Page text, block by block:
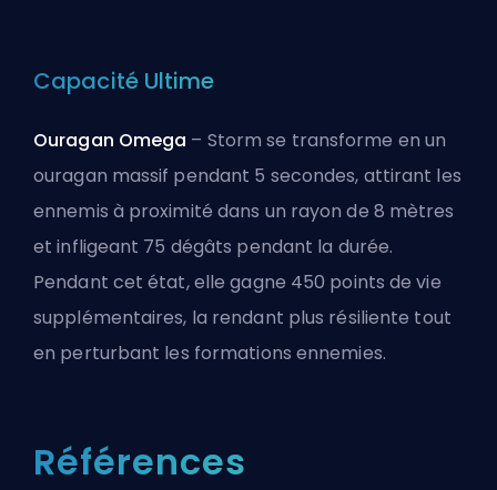
Capacité Ultime
Ouragan Omega – Storm se transforme en un
ouragan massif pendant 5 secondes, attirant les
ennemis à proximité dans un rayon de 8 mètres
et infligeant 75 dégâts pendant la durée.
Pendant cet état, elle gagne 450 points de vie
supplémentaires, la rendant plus résiliente tout
en perturbant les formations ennemies.
Références